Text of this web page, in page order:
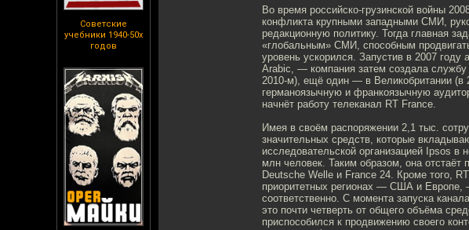
Советские
учебники 1940-50х
годов
Во время российско-грузинской войны
конфликта крупными западными СМИ,
редакционную политику. Тогда главная
«глобальным» СМИ, способным
уровень ускорился. Запустив в 2007
Arabic, — компания затем создала
2010-м), ещё один — в Великобритании (в
германоязычную и франкоязычную
начнёт работу телеканал RT France.
Имея в своём распоряжении 2,1 тыс.
значительных средств, которые
исследовательской организацией Ipsos в
млн человек. Таким образом, она
Deutsche Welle и France 24. Кроме того,
приоритетных регионах — США и Европе,
соответственно. С момента запуска
это почти четверть от общего объёма
приспособился к продвижению своего